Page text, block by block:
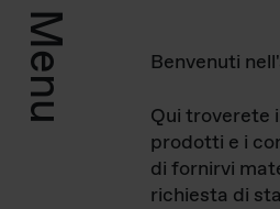
Menu Benvenuti
Qui troverete
prodotti e i
di fornirvi
richiesta di